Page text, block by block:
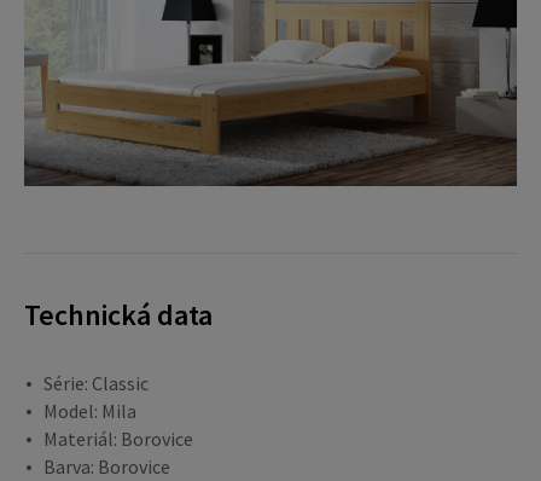
Technická data
Série: Classic
Model: Mila
Materiál: Borovice
Barva: Borovice